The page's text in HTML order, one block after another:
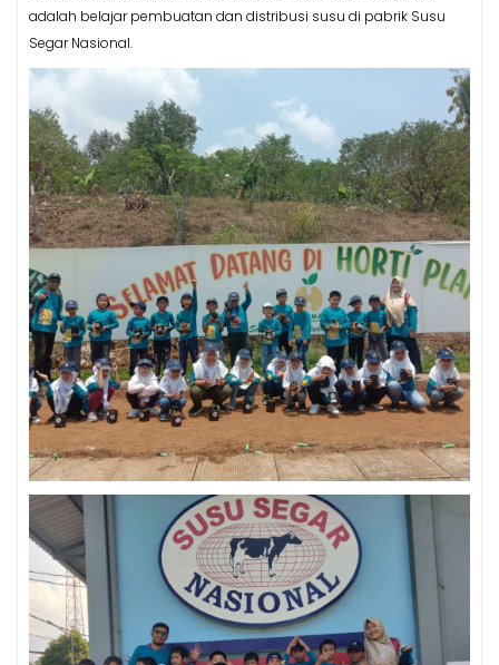
adalah belajar pembuatan dan distribusi susu di pabrik Susu
Segar Nasional.